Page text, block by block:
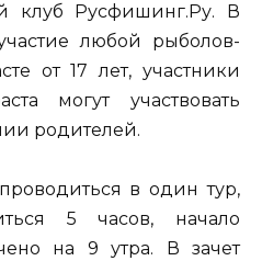
клуб Русфишинг.Ру. В
любой рыболов-
от 17 лет, участники
могут участвовать
родителей.
в один тур,
5 часов, начало
на 9 утра. В зачет